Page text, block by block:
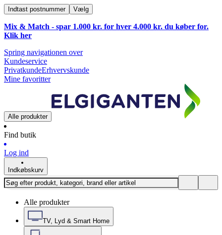
Indtast postnummer Vælg
Mix & Match - spar 1.000 kr. for hver 4.000 kr. du køber for.
Klik her
Spring navigationen over
Kundeservice
PrivatkundeErhvervskunde
Mine favoritter
Alle produkter
Find butik
Log ind
Indkøbskurv
Alle produkter
TV, Lyd & Smart Home